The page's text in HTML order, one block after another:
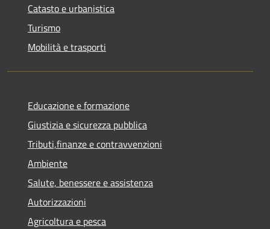
Catasto e urbanistica
Turismo
Mobilità e trasporti
Educazione e formazione
Giustizia e sicurezza pubblica
Tributi,finanze e contravvenzioni
Ambiente
Salute, benessere e assistenza
Autorizzazioni
Agricoltura e pesca